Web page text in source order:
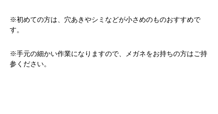
※初めての方は、穴あきやシミなどが小さめのものおすすめで
す。
※手元の細かい作業になりますので、メガネをお持ちの方はご持
参ください。